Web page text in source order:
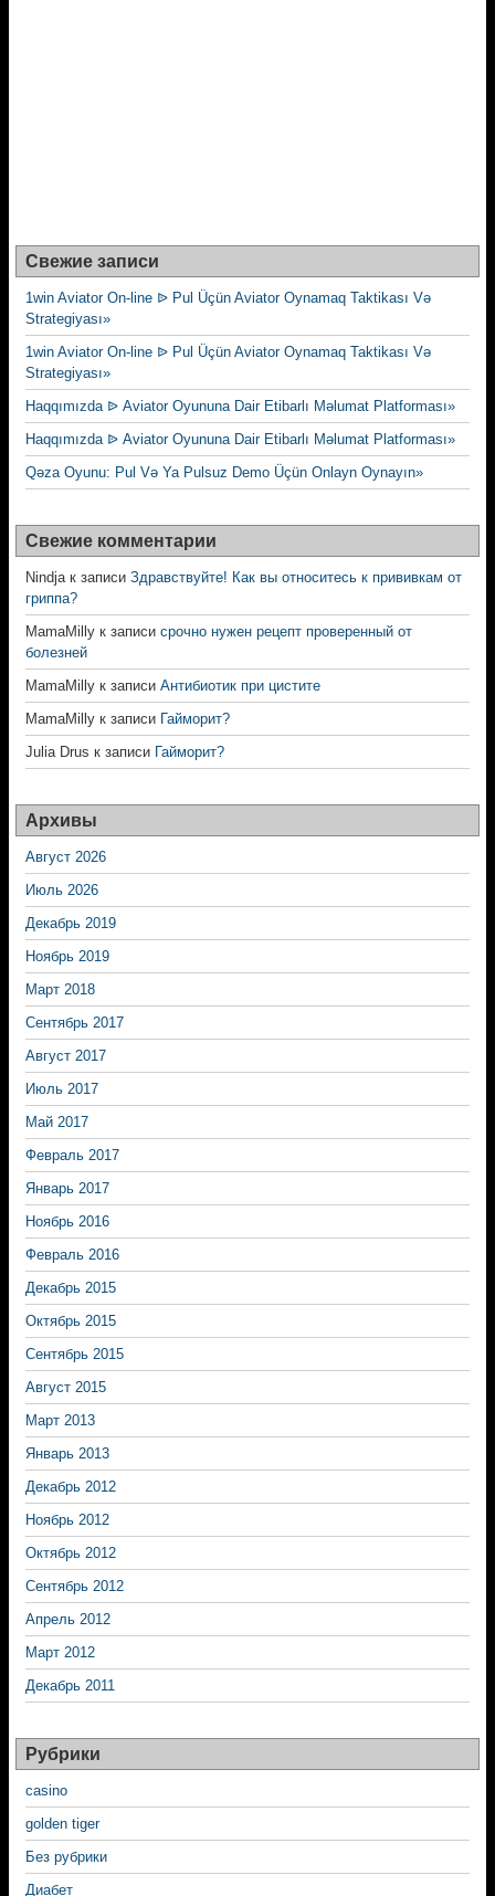
Свежие записи
1win Aviator On-line ᐉ Pul Üçün Aviator Oynamaq Taktikası Və
Strategiyası»
1win Aviator On-line ᐉ Pul Üçün Aviator Oynamaq Taktikası Və
Strategiyası»
Haqqımızda ᐉ Aviator Oyununa Dair Etibarlı Məlumat Platforması»
Haqqımızda ᐉ Aviator Oyununa Dair Etibarlı Məlumat Platforması»
Qəza Oyunu: Pul Və Ya Pulsuz Demo Üçün Onlayn Oynayın»
Свежие комментарии
Nindjaк записи Здравствуйте! Как вы относитесь к прививкам от
гриппа?
MamaMilly к записи срочно нужен рецепт проверенный от
болезней
MamaMilly к записи Антибиотик при цистите
MamaMilly к записи Гайморит?
Julia Drus к записи Гайморит?
Архивы
Август 2026
Июль 2026
Декабрь 2019
Ноябрь 2019
Март 2018
Сентябрь 2017
Август 2017
Июль 2017
Май 2017
Февраль 2017
Январь 2017
Ноябрь 2016
Февраль 2016
Декабрь 2015
Октябрь 2015
Сентябрь 2015
Август 2015
Март 2013
Январь 2013
Декабрь 2012
Ноябрь 2012
Октябрь 2012
Сентябрь 2012
Апрель 2012
Март 2012
Декабрь 2011
Рубрики
casino
golden tiger
Без рубрики
Диабет